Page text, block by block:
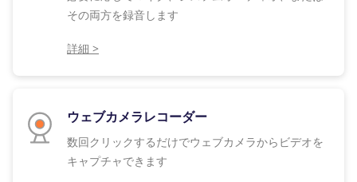
その両方を録音します
詳細 >
ウェブカメラレコーダー
数回クリックするだけでウェブカメラからビデオを
キャプチャできます